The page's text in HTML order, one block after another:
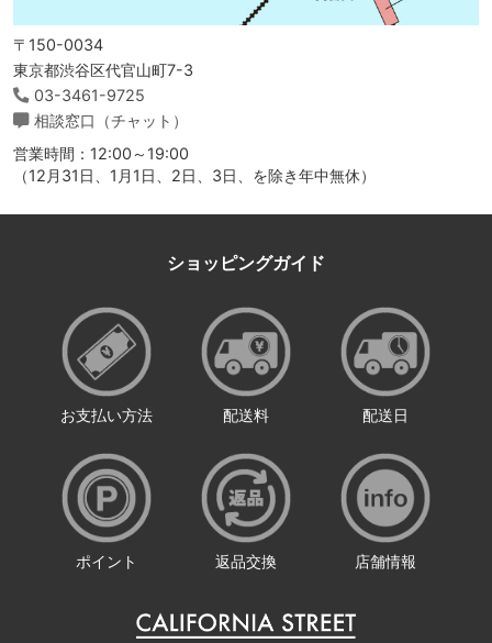
〒150-0034
東京都渋谷区代官山町7-3
03-3461-9725
相談窓口（チャット）
営業時間：12:00～19:00
（12月31日、1月1日、2日、3日、を除き年中無休）
ショッピングガイド
お支払い方法 配送料 配送日
ポイント 返品交換 店舗情報